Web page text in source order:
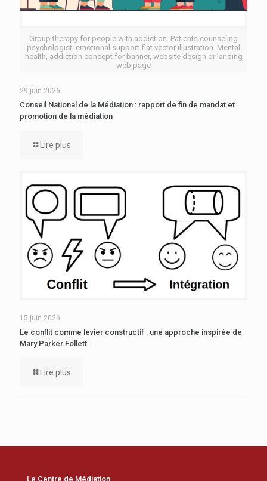
Group therapy for people with addiction. Patients counseling
psychologist, emotional support flat vector illustration. Mental
health, addiction concept for banner, website design or landing
web page
29 juin 2026
Conseil National de la Médiation : rapport de fin de mandat et
promotion de la médiation
Lire plus
15 juin 2026
Le conflit comme levier constructif : une approche inspirée de
Mary Parker Follett
Lire plus
Le Centre de Médiation